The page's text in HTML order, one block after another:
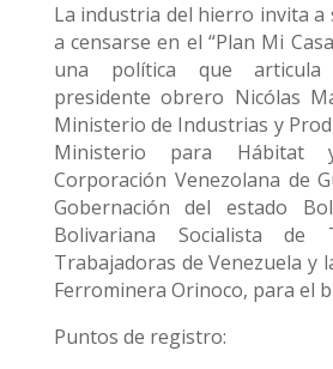
La industria del hierro invita a
a censarse en el “Plan Mi
una política que articula
presidente obrero Nicólas
Ministerio de Industrias y
Ministerio para Hábitat
Corporación Venezolana de
Gobernación del estado
Bolivariana Socialista de
Trabajadoras de Venezuela y
Ferrominera Orinoco, para el
Puntos de registro: